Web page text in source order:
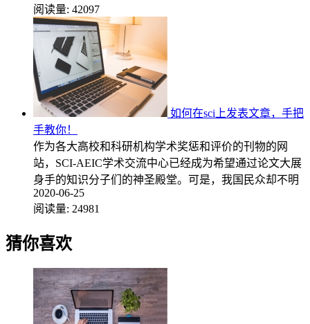
阅读量: 42097
如何在sci上发表文章，手把
手教你！
作为各大高校和科研机构学术奖惩和评价的刊物的网
站，SCI-AEIC学术交流中心已经成为希望通过论文大展
身手的知识分子们的神圣殿堂。可是，我国民众却不明
2020-06-25
阅读量: 24981
猜你喜欢